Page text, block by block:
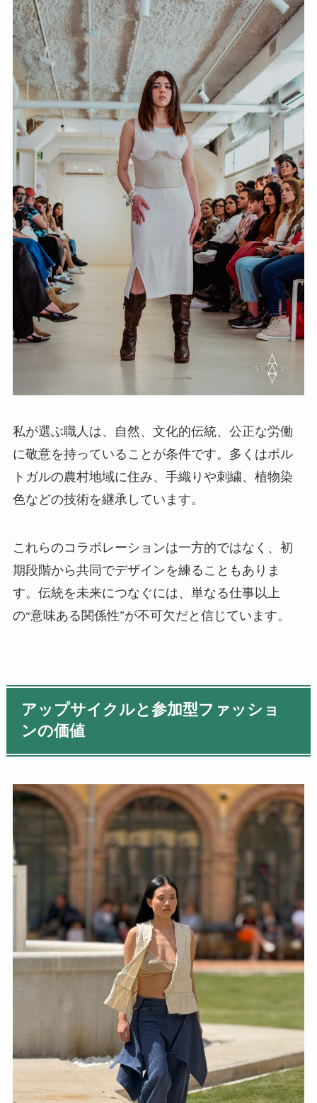
私が選ぶ職人は、自然、文化的伝統、公正な労働
に敬意を持っていることが条件です。多くはポル
トガルの農村地域に住み、手織りや刺繍、植物染
色などの技術を継承しています。
これらのコラボレーションは一方的ではなく、初
期段階から共同でデザインを練ることもありま
す。伝統を未来につなぐには、単なる仕事以上
の“意味ある関係性”が不可欠だと信じています。
アップサイクルと参加型ファッショ
ンの価値